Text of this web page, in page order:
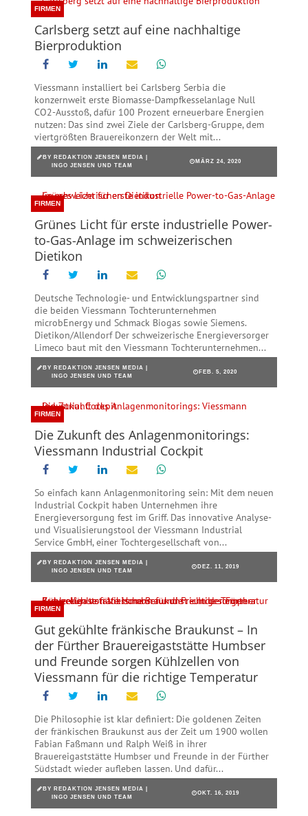
FIRMEN
Carlsberg setzt auf eine nachhaltige
Bierproduktion
Viessmann installiert bei Carlsberg Serbia die
konzernweit erste Biomasse-Dampfkesselanlage Null
CO2-Ausstoß, dafür 100 Prozent erneuerbare Energien
nutzen: Das sind zwei Ziele der Carlsberg-Gruppe, dem
viertgrößten Brauereikonzern der Welt mit...
BY REDAKTION JENSEN MEDIA |
INGO JENSEN UND TEAM
MÄRZ 24, 2020
FIRMEN
Grünes Licht für erste industrielle Power-
to-Gas-Anlage im schweizerischen
Dietikon
Deutsche Technologie- und Entwicklungspartner sind
die beiden Viessmann Tochterunternehmen
microbEnergy und Schmack Biogas sowie Siemens.
Dietikon/Allendorf Der schweizerische Energieversorger
Limeco baut mit den Viessmann Tochterunternehmen...
BY REDAKTION JENSEN MEDIA |
INGO JENSEN UND TEAM
FEB. 5, 2020
FIRMEN
Die Zukunft des Anlagenmonitorings:
Viessmann Industrial Cockpit
So einfach kann Anlagenmonitoring sein: Mit dem neuen
Industrial Cockpit haben Unternehmen ihre
Energieversorgung fest im Griff. Das innovative Analyse-
und Visualisierungstool der Viessmann Industrial
Service GmbH, einer Tochtergesellschaft von...
BY REDAKTION JENSEN MEDIA |
INGO JENSEN UND TEAM
DEZ. 11, 2019
FIRMEN
Gut gekühlte fränkische Braukunst – In
der Fürther Brauereigaststätte Humbser
und Freunde sorgen Kühlzellen von
Viessmann für die richtige Temperatur
Die Philosophie ist klar definiert: Die goldenen Zeiten
der fränkischen Braukunst aus der Zeit um 1900 wollen
Fabian Faßmann und Ralph Weiß in ihrer
Brauereigaststätte Humbser und Freunde in der Fürther
Südstadt wieder aufleben lassen. Und dafür...
BY REDAKTION JENSEN MEDIA |
INGO JENSEN UND TEAM
OKT. 16, 2019